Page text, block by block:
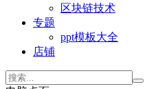
区块链技术
专题
ppt模板大全
店铺